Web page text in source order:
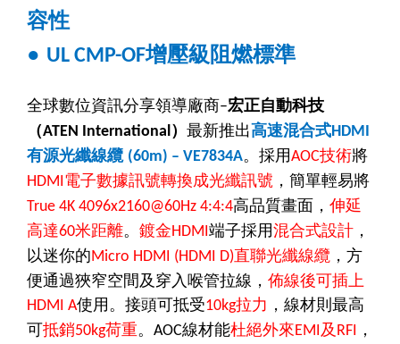
容性
● UL CMP-OF增壓級阻燃標準
全球數位資訊分享領導廠商–宏正自動科技
（ATEN International） 最新推出高速混合式HDMI
有源光纖線纜 (60m) – VE7834A。採用AOC技術將
HDMI電子數據訊號轉換成光纖訊號 ，簡單輕易將
True 4K 4096x2160@60Hz 4:4:4高品質畫面， 伸延
高達60米距離。 鍍金HDMI端子採用混合式設計 ，
以迷你的Micro HDMI (HDMI D)直聯光纖線纜 ，方
便通過狹窄空間及穿入喉管拉線， 佈線後可插上
HDMI A使用。接頭可抵受10kg拉力 ，線材則最高
可抵銷50kg荷重。 AOC線材能杜絕外來EMI 及 RFI ，